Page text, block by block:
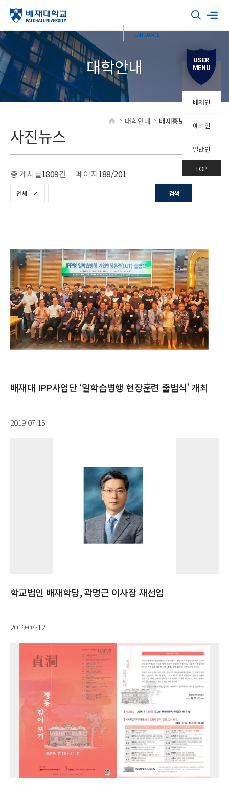
대학안내
사진뉴스 HOME
대학안내 배재홍보 사진뉴스
총 게시물1809건 페이지188/201
검색
배재대 IPP사업단 ‘일학습병행 현장훈련 출범식’ 개최
2019-07-15
학교법인 배재학당, 곽명근 이사장 재선임
2019-07-12
USER
MENU
배재인
예비인
일반인
TOP